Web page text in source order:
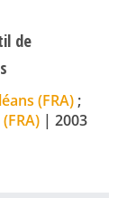
de
(FRA) ;
| 2003